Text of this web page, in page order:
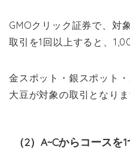
GMOクリック証券で、対
取引を1回以上すると、
金スポット・銀スポット
大豆が対象の取引となりま
（2）A~Cからコースを